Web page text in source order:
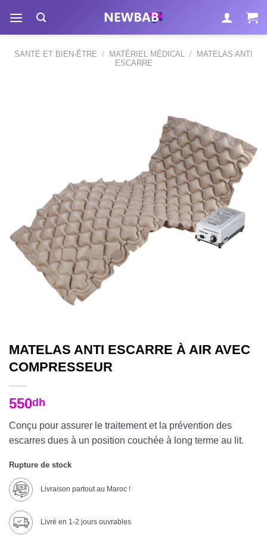
contenu
SANTÉ ET BIEN-ÊTRE / MATÉRIEL MÉDICAL /
MATELAS ANTI
ESCARRE
MATELAS ANTI ESCARRE À AIR AVEC
COMPRESSEUR
550dh
Conçu pour assurer le traitement et la prévention des
escarres dues à un position couchée à long terme au lit.
Rupture de stock
Livraison partout au Maroc !
Livré en 1-2 jours ouvrables